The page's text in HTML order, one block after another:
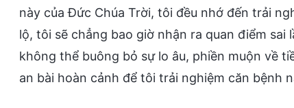
này của Đức Chúa Trời, tôi đều nhớ đến trải
lộ, tôi sẽ chẳng bao giờ nhận ra quan điểm
không thể buông bỏ sự lo âu, phiền muộn về
an bài hoàn cảnh để tôi trải nghiệm căn bệnh